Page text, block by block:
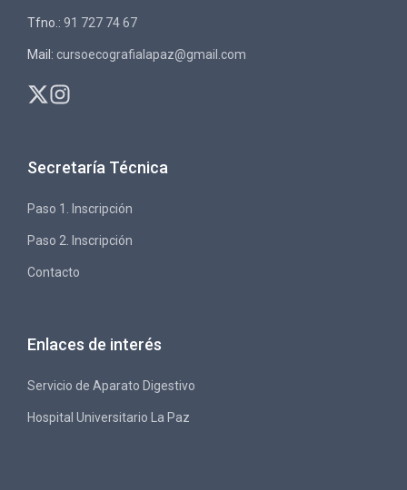
Tfno.: 91 727 74 67
Mail: cursoecografialapaz@gmail.com
Secretaría Técnica
Paso 1. Inscripción
Paso 2. Inscripción
Contacto
Enlaces de interés
Servicio de Aparato Digestivo
Hospital Universitario La Paz